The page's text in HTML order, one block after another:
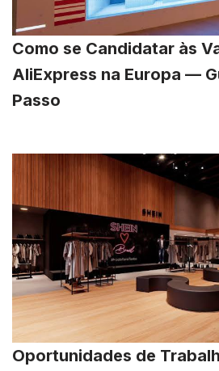
Como se Candidatar às
AliExpress na Europa —
Passo
Oportunidades de